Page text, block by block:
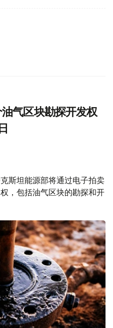
气区块勘探开发权
斯坦能源部将通过电子拍卖
，包括油气区块的勘探和开